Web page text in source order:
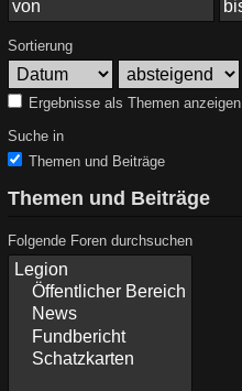
Sortierung
Ergebnisse als Themen anzeigen
Suche in
Themen und Beiträge
Themen und Beiträge
Folgende Foren durchsuchen